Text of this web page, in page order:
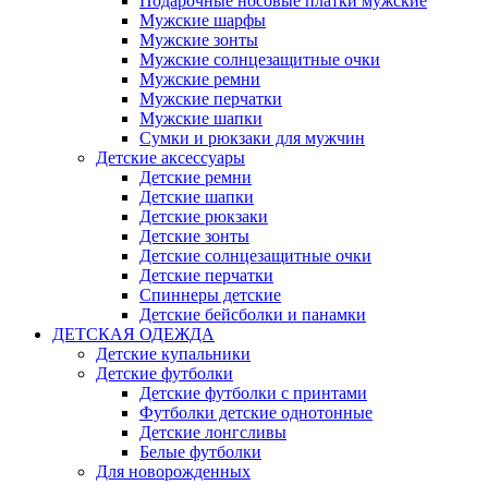
Мужские шарфы
Мужские зонты
Мужские солнцезащитные очки
Мужские ремни
Мужские перчатки
Мужские шапки
Сумки и рюкзаки для мужчин
Детские аксессуары
Детские ремни
Детские шапки
Детские рюкзаки
Детские зонты
Детские солнцезащитные очки
Детские перчатки
Спиннеры детские
Детские бейсболки и панамки
ДЕТСКАЯ ОДЕЖДА
Детские купальники
Детские футболки
Детские футболки с принтами
Футболки детские однотонные
Детские лонгсливы
Белые футболки
Для новорожденных